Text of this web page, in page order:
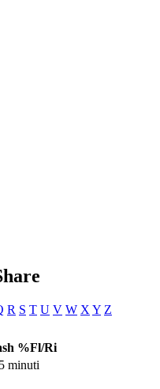
R S T U V W X Y Z
%Fl/Ri
minuti